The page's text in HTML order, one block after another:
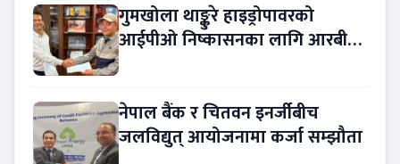
गुमखोला थाङ्कुरे हाइड्रोपावरको
आईपीओ निष्कासनका लागि आरबीबी
नेपाल बैंक र चितवन इनर्जीबीच
जलविद्युत् आयोजनामा कर्जा सम्झौता